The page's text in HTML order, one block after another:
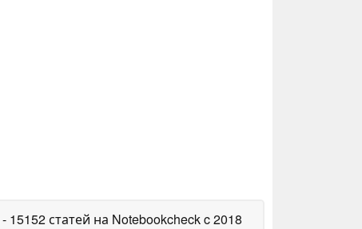
- 15152 статей на Notebookcheckc 2018